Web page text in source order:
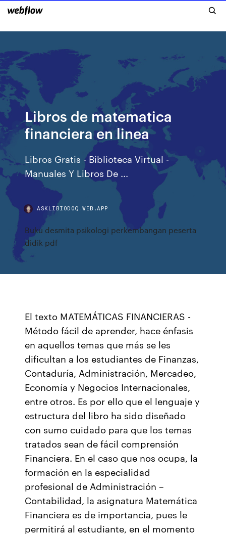
Libros de matematica
financiera en linea
Libros Gratis - Biblioteca Virtual -
Manuales Y Libros De ...
ASKLIBIODOQ.WEB.APP
Buku desmita psikologi perkembangan peserta
didik pdf
El texto MATEMÁTICAS FINANCIERAS -
Método fácil de aprender, hace énfasis
en aquellos temas que más se les
dificultan a los estudiantes de Finanzas,
Contaduría, Administración, Mercadeo,
Economía y Negocios Internacionales,
entre otros. Es por ello que el lenguaje y
estructura del libro ha sido diseñado
con sumo cuidado para que los temas
tratados sean de fácil comprensión
Financiera. En el caso que nos ocupa, la
formación en la especialidad
profesional de Administración –
Contabilidad, la asignatura Matemática
Financiera es de importancia, pues le
permitirá al estudiante, en el momento